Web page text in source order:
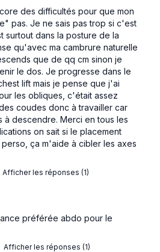
des difficultés pour que mon
pas. Je ne sais pas trop si c'est
surtout dans la posture de la
qu'avec ma cambrure naturelle
que de qq cm sinon je
le dos. Je progresse dans le
lift mais je pense que j'ai
les obliques, c'était assez
coudes donc à travailler car
à descendre. Merci en tous les
on sait si le placement
ça m'aide à cibler les axes
Afficher les réponses (1)
préférée abdo pour le
Afficher les réponses (1)